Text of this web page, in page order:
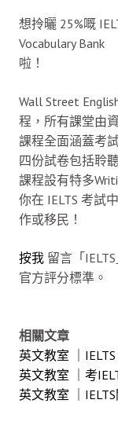
想拎曬 25%嘅
Vocabulary Bank
啦！
Wall Street
程，所有課堂由
課程全面涵蓋考
四份試卷包括聆
課程設有特多
你在 IELTS 考試
作或移民！
按我 留言「
官方評分標準。
相關文章
英文教室 ｜
英文教室 ｜考
英文教室 ｜